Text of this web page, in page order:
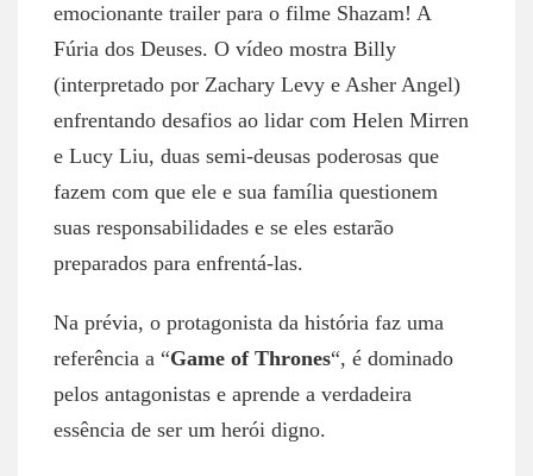
emocionante trailer para o filme Shazam! A
Fúria dos Deuses. O vídeo mostra Billy
(interpretado por Zachary Levy e Asher Angel)
enfrentando desafios ao lidar com Helen Mirren
e Lucy Liu, duas semi-deusas poderosas que
fazem com que ele e sua família questionem
suas responsabilidades e se eles estarão
preparados para enfrentá-las.
Na prévia, o protagonista da história faz uma
referência a “Game of Thrones“, é dominado
pelos antagonistas e aprende a verdadeira
essência de ser um herói digno.